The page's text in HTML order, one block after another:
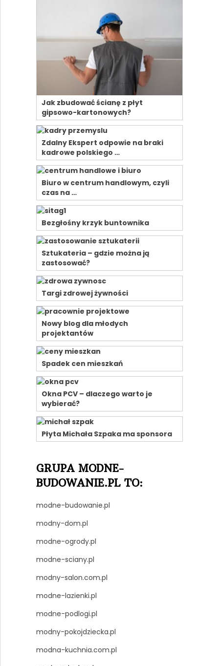
Jak zbudować ścianę z płyt
gipsowo-kartonowych?
Zdalny Ekspert odpowie na braki
kadrowe polskiego …
Biuro w centrum handlowym, czyli
czas na …
Bezgłośny krzyk buntownika
Sztukateria – gdzie można ją
zastosować?
Targi zdrowej żywności
Nowy blog dla młodych
projektantów
Spadek cen mieszkań
Okna PCV – dlaczego warto je
wybierać?
Płyta Michała Szpaka ma sponsora
GRUPA MODNE-
BUDOWANIE.PL TO:
modne-budowanie.pl
modny-dom.pl
modne-ogrody.pl
modne-sciany.pl
modny-salon.com.pl
modne-lazienki.pl
modne-podlogi.pl
modny-pokojdziecka.pl
modna-kuchnia.com.pl